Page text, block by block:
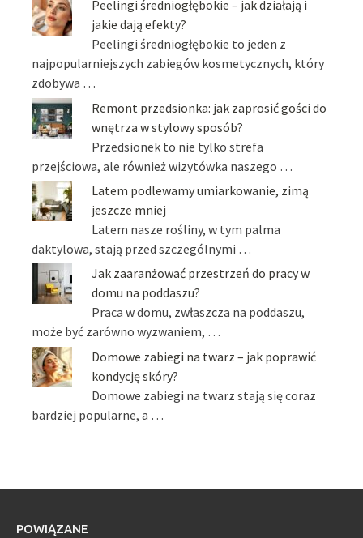
Peelingi średniogłębokie – jak działają i
jakie dają efekty?
Peelingi średniogłębokie to jeden z
najpopularniejszych zabiegów kosmetycznych, który
zdobywa …
Remont przedsionka: jak zaprosić gości do
wnętrza w stylowy sposób?
Przedsionek to nie tylko strefa
przejściowa, ale również wizytówka naszego …
Latem podlewamy umiarkowanie, zimą
jeszcze mniej
Latem nasze rośliny, w tym palma
daktylowa, stają przed szczególnymi …
Jak zaaranżować przestrzeń do pracy w
domu na poddaszu?
Praca w domu, zwłaszcza na poddaszu,
może być zarówno wyzwaniem, …
Domowe zabiegi na twarz – jak poprawić
kondycję skóry?
Domowe zabiegi na twarz stają się coraz
bardziej popularne, a …
POWIĄZANE